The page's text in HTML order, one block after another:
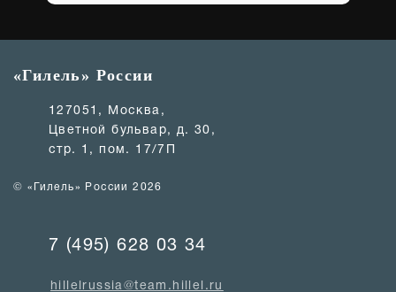
«Гилель» России
127051, Москва,
Цветной бульвар, д. 30,
стр. 1, пом. 17/7П
© «Гилель» России 2026
7 (495) 628 03 34
hillelrussia@team.hillel.ru